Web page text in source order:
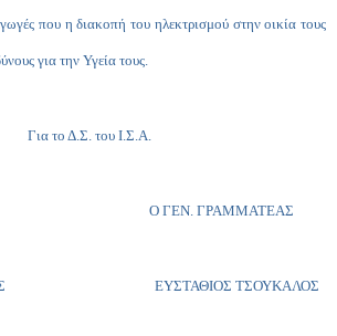
που η διακοπή του ηλεκτρισμού στην οικία τους
για την Υγεία τους.
Για το Δ.Σ. του Ι.Σ.Α.
Ο ΓΕΝ. ΓΡΑΜΜΑΤΕΑΣ
ΕΥΣΤΑΘΙΟΣ ΤΣΟΥΚΑΛΟΣ